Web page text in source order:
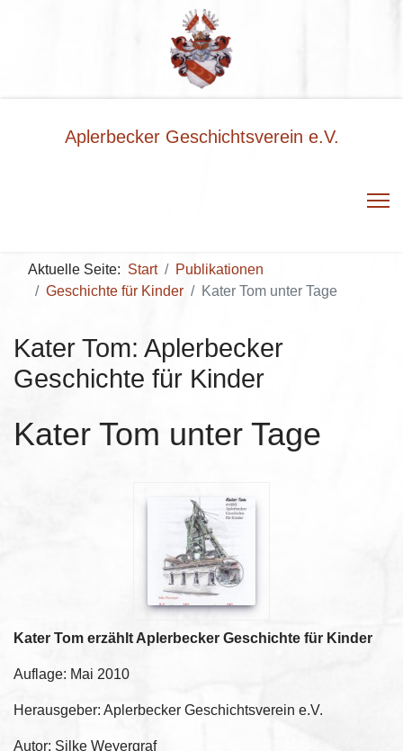
Aplerbecker Geschichtsverein e.V.
Aktuelle Seite: Start
Publikationen
Geschichte für Kinder
Kater Tom unter Tage
Kater Tom: Aplerbecker
Geschichte für Kinder
Kater Tom unter Tage
Kater Tom erzählt Aplerbecker Geschichte für Kinder
Auflage: Mai 2010
Herausgeber: Aplerbecker Geschichtsverein e.V.
Autor: Silke Weyergraf